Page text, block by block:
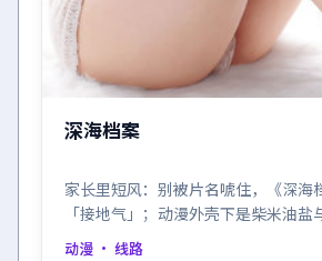
深海档案
家长里短风：别被片名唬住，《深海
「接地气」；动漫外壳下是柴米油盐
乎。
动漫 · 线路